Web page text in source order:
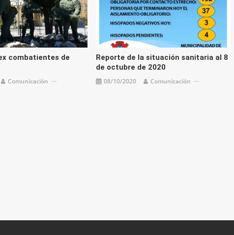
combatientes de
Comunicación
Reporte de la situación sanitaria al 8
de octubre de 2020
08/10/2020 Comunicación